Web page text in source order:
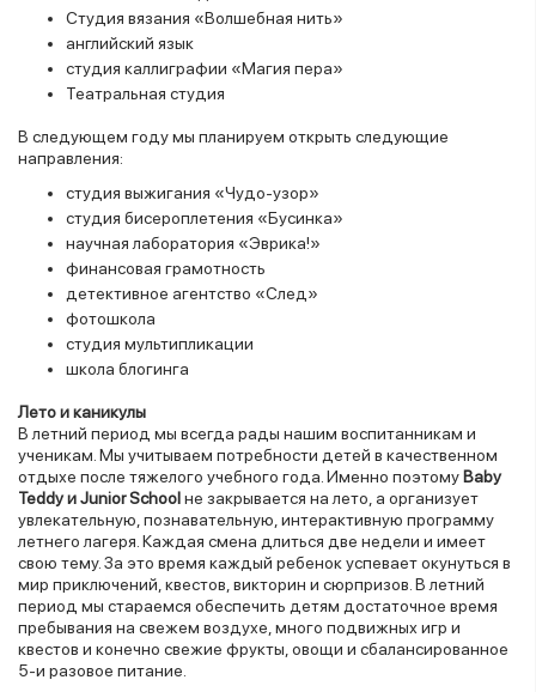
Студия вязания «Волшебная нить»
английский язык
студия каллиграфии «Магия пера»
Театральная студия
В следующем году мы планируем открыть следующие
направления:
студия выжигания «Чудо-узор»
студия бисероплетения «Бусинка»
научная лаборатория «Эврика!»
финансовая грамотность
детективное агентство «След»
фотошкола
студия мультипликации
школа блогинга
Лето и каникулы
В летний период мы всегда рады нашим воспитанникам и
ученикам. Мы учитываем потребности детей в качественном
отдыхе после тяжелого учебного года. Именно поэтомуBaby
Teddy и Junior Schoolне закрывается на лето, а организует
увлекательную, познавательную, интерактивную программу
летнего лагеря. Каждая смена длиться две недели и имеет
свою тему. За это время каждый ребенок успевает окунуться в
мир приключений, квестов, викторин и сюрпризов. В летний
период мы стараемся обеспечить детям достаточное время
пребывания на свежем воздухе, много подвижных игр и
квестов и конечно свежие фрукты, овощи и сбалансированное
5-и разовое питание.